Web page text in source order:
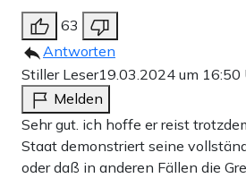
63
Antworten
Stiller Leser19.03.2024 um 16:50
Melden
Sehr gut. ich hoffe er reist
Staat demonstriert seine
oder daß in anderen Fällen die